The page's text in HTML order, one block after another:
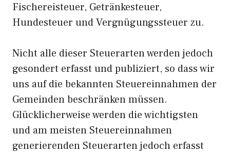
Fischereisteuer, Getränkesteuer,
Hundesteuer und Vergnügungssteuer zu.
Nicht alle dieser Steuerarten werden jedoch
gesondert erfasst und publiziert, so dass wir
uns auf die bekannten Steuereinnahmen der
Gemeinden beschränken müssen.
Glücklicherweise werden die wichtigsten
und am meisten Steuereinnahmen
generierenden Steuerarten jedoch erfasst